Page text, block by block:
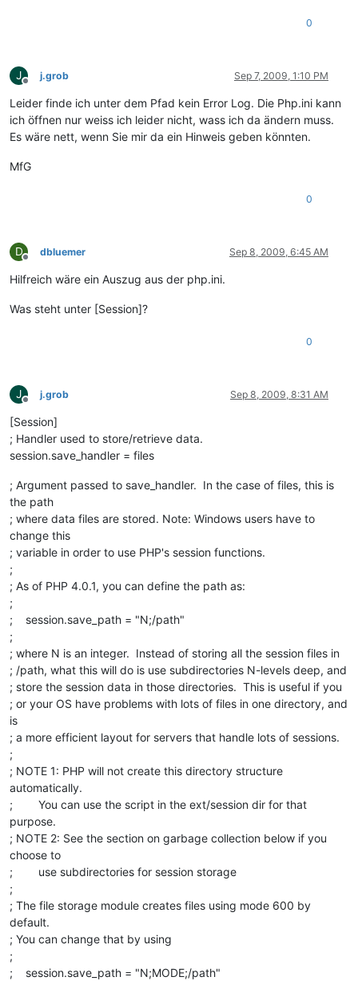
0
J
Offline
j.grob Sep 7, 2009, 1:10 PM
Leider finde ich unter dem Pfad kein Error Log. Die Php.ini kann
ich öffnen nur weiss ich leider nicht, wass ich da ändern muss.
Es wäre nett, wenn Sie mir da ein Hinweis geben könnten.
MfG
0
D
Offline
dbluemer Sep 8, 2009, 6:45 AM
Hilfreich wäre ein Auszug aus der php.ini.
Was steht unter [Session]?
0
J
Offline
j.grob Sep 8, 2009, 8:31 AM
[Session]
; Handler used to store/retrieve data.
session.save_handler = files
; Argument passed to save_handler. In the case of files, this is
the path
; where data files are stored. Note: Windows users have to
change this
; variable in order to use PHP's session functions.
;
; As of PHP 4.0.1, you can define the path as:
;
; session.save_path = "N;/path"
;
; where N is an integer. Instead of storing all the session files in
; /path, what this will do is use subdirectories N-levels deep, and
; store the session data in those directories. This is useful if you
; or your OS have problems with lots of files in one directory, and
is
; a more efficient layout for servers that handle lots of sessions.
;
; NOTE 1: PHP will not create this directory structure
automatically.
; You can use the script in the ext/session dir for that
purpose.
; NOTE 2: See the section on garbage collection below if you
choose to
; use subdirectories for session storage
;
; The file storage module creates files using mode 600 by
default.
; You can change that by using
;
; session.save_path = "N;MODE;/path"